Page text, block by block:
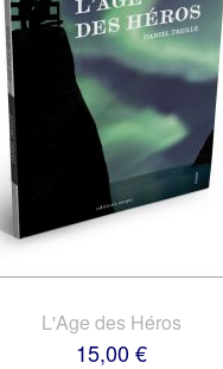
L'Age des Héros
15,00 €